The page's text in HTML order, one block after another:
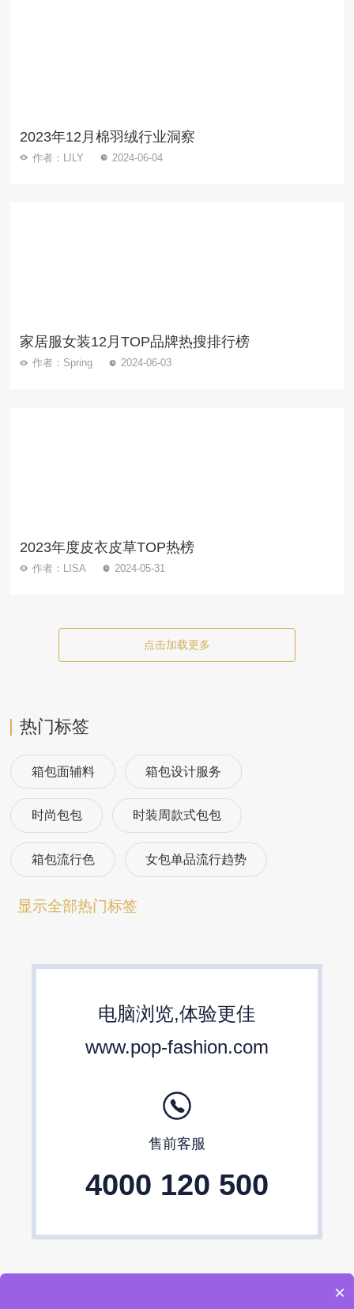
2023年12月棉羽绒行业洞察
作者：LILY 2024-06-04
家居服女装12月TOP品牌热搜排行榜
作者：Spring 2024-06-03
2023年度皮衣皮草TOP热榜
作者：LISA 2024-05-31
点击加载更多
热门标签
箱包面辅料 箱包设计服务
时尚包包 时装周款式包包
箱包流行色 女包单品流行趋势
箱包流行趋势预测
显示全部热门标签
电脑浏览,体验更佳
www.pop-fashion.com
售前客服
4000 120 500
×